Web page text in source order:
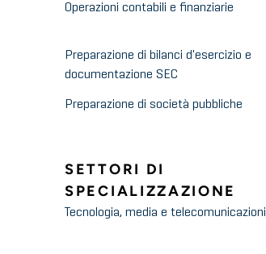
Operazioni contabili e finanziarie
Preparazione di bilanci d'esercizio e
documentazione SEC
Preparazione di società pubbliche
SETTORI DI
SPECIALIZZAZIONE
Tecnologia, media e telecomunicazioni